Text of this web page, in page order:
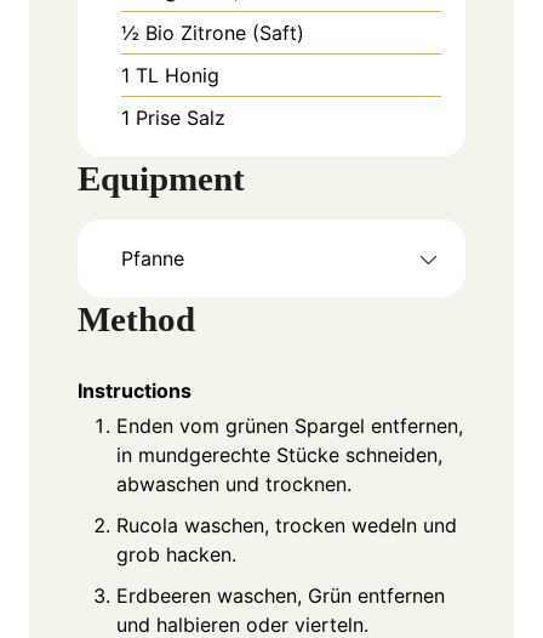
½ Bio Zitrone (Saft)
1 TL Honig
1 Prise Salz
Equipment
Pfanne
Method
Instructions
Enden vom grünen Spargel entfernen,
in mundgerechte Stücke schneiden,
abwaschen und trocknen.
Rucola waschen, trocken wedeln und
grob hacken.
Erdbeeren waschen, Grün entfernen
und halbieren oder vierteln.